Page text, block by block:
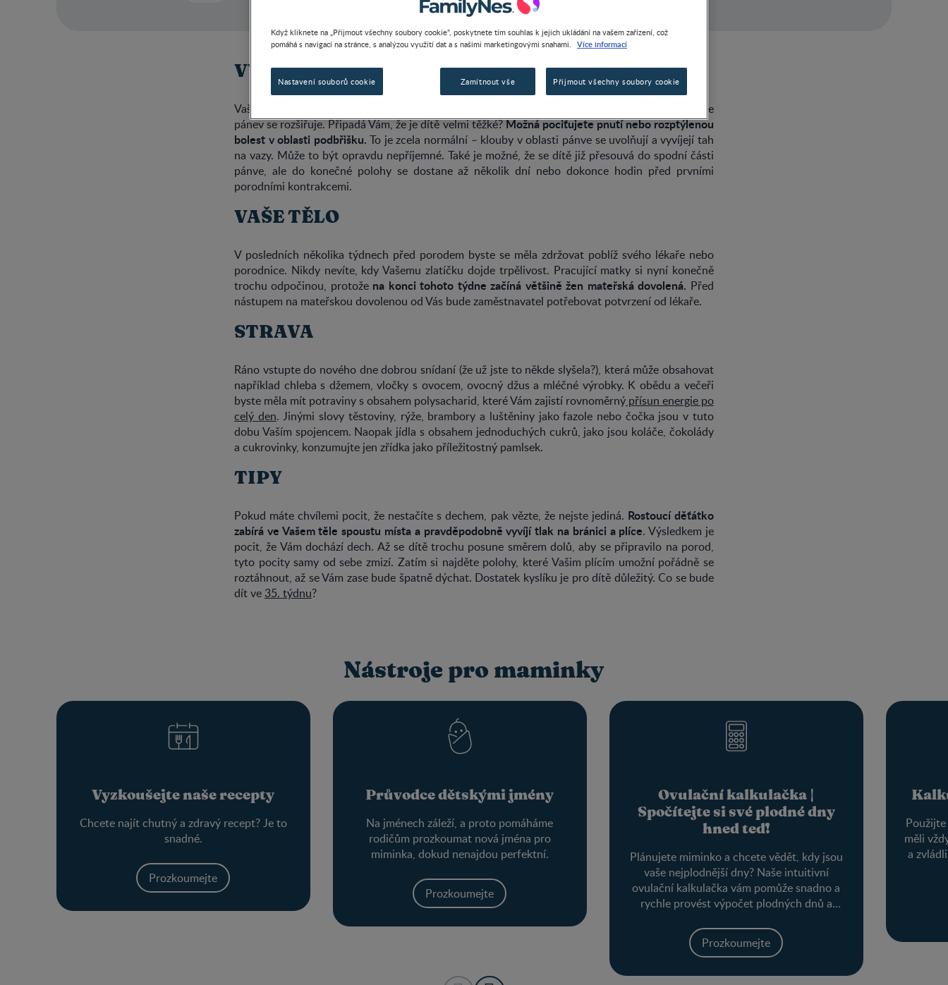
VÝVOJ DĚŤÁTKA
Vaše tělo ví nejlépe, co je potřeba. Dítě se přirozeně začíná přesouvat na správné místo a Vaše
pánev se rozšiřuje. Připadá Vám, že je dítě velmi těžké?Možná pociťujete pnutí nebo rozptýlenou
bolest v oblasti podbřišku. To je zcela normální – klouby v oblasti pánve se uvolňují a vyvíjejí tah
na vazy. Může to být opravdu nepříjemné. Také je možné, že se dítě již přesouvá do spodní části
pánve, ale do konečné polohy se dostane až několik dní nebo dokonce hodin před prvními
porodními kontrakcemi.
VAŠE TĚLO
V posledních několika týdnech před porodem byste se měla zdržovat poblíž svého lékaře nebo
porodnice. Nikdy nevíte, kdy Vašemu zlatíčku dojde trpělivost. Pracující matky si nyní konečně
trochu odpočinou, protožena konci tohoto týdne začíná většině žen mateřská dovolená. Před
nástupem na mateřskou dovolenou od Vás bude zaměstnavatel potřebovat potvrzení od lékaře.
STRAVA
Ráno vstupte do nového dne dobrou snídaní (že už jste to někde slyšela?), která může obsahovat
například chleba s džemem, vločky s ovocem, ovocný džus a mléčné výrobky. K obědu a večeři
byste měla mít potraviny s obsahem polysacharid, které Vám zajistí rovnoměrnýpřísun energie po
celý den. Jinými slovy těstoviny, rýže, brambory a luštěniny jako fazole nebo čočka jsou v tuto
dobu Vaším spojencem. Naopak jídla s obsahem jednoduchých cukrů, jako jsou koláče, čokolády
a cukrovinky, konzumujte jen zřídka jako příležitostný pamlsek.
TIPY
Pokud máte chvílemi pocit, že nestačíte s dechem, pak vězte, že nejste jediná. Rostoucí děťátko
zabírá ve Vašem těle spoustu místa a pravděpodobně vyvíjí tlak na bránici a plíce. Výsledkem je
pocit, že Vám dochází dech. Až se dítě trochu posune směrem dolů, aby se připravilo na porod,
tyto pocity samy od sebe zmizí. Zatím si najděte polohy, které Vašim plícím umožní pořádně se
roztáhnout, až se Vám zase bude špatně dýchat. Dostatek kyslíku je pro dítě důležitý. Co se bude
dít ve 35. týdnu?
Nástroje pro maminky
Vyzkoušejte naše recepty
Chcete najít chutný a zdravý recept? Je to
snadné.
Prozkoumejte
Průvodce dětskými jmény
Na jménech záleží, a proto pomáháme
rodičům prozkoumat nová jména pro
miminka, dokud nenajdou perfektní.
Prozkoumejte
Ovulační kalkulačka |
Spočítejte si své plodné dny
hned teď!
Plánujete miminko a chcete vědět, kdy jsou
vaše nejplodnější dny? Naše intuitivní
ovulační kalkulačka vám pomůže snadno a
rychle provést výpočet plodných dnů a
Prozkoumejte
měli
a
Když kliknete na „Přijmout všechny soubory cookie“, poskytnete tím souhlas k jejich ukládání na vašem zařízení, což
pomáhá s navigací na stránce, s analýzou využití dat a s našimi marketingovými snahami. Více informací
Nastavení souborů cookie Zamítnout vše Přijmout všechny soubory cookie